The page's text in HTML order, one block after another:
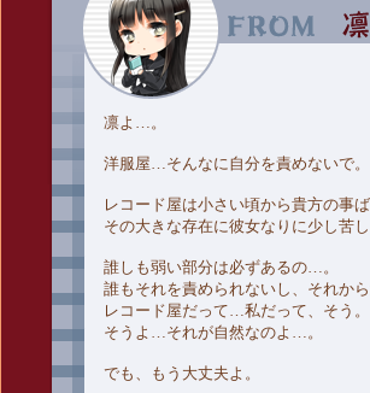
凛よ…。
洋服屋…そんなに自分を責めないで。
レコード屋は小さい頃から貴方の事
その大きな存在に彼女なりに少し苦
誰しも弱い部分は必ずあるの…。
誰もそれを責められないし、それから
レコード屋だって…私だって、そう。
そうよ…それが自然なのよ…。
でも、もう大丈夫よ。